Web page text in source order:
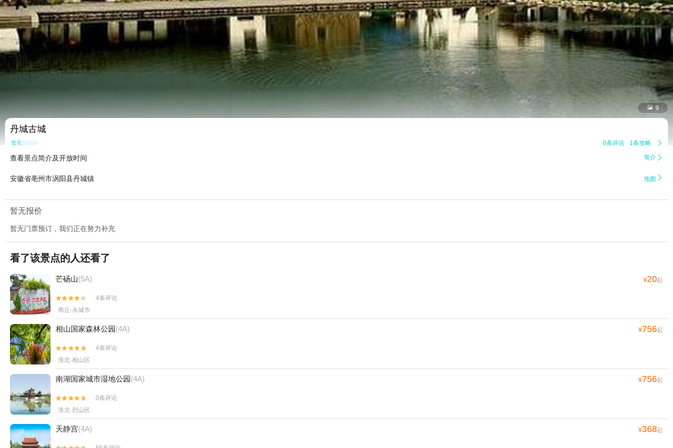
 9
丹城古城
暂无点评 0条评论 1条攻略 
查看景点简介及开放时间 简介 
安徽省亳州市涡阳县丹城镇 地图 
暂无报价
暂无门票预订，我们正在努力补充
看了该景点的人还看了
芒砀山(5A) ¥20起


4条评论
商丘·永城市
相山国家森林公园(4A) ¥756起


4条评论
淮北·相山区
南湖国家城市湿地公园(4A) ¥756起


0条评论
淮北·烈山区
天静宫(4A) ¥368起